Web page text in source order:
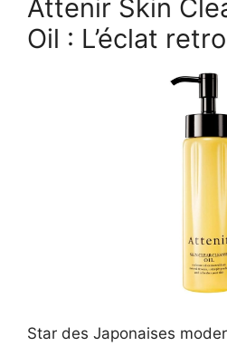
Attenir Skin
Oil : L’éclat
Star des Japonaises